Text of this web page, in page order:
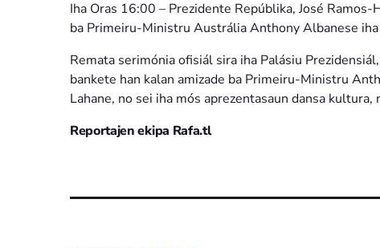
Iha Oras 16:00 – Prezidente Repúblika, José
ba Primeiru-Ministru Austrália Anthony Albanese iha
Remata serimónia ofisiál sira iha Palásiu
bankete han kalan amizade ba Primeiru-Ministru
Lahane, no sei iha mós aprezentasaun dansa
Reportajen ekipa Rafa.tl